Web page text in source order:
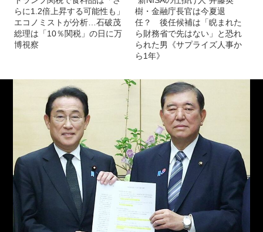
らに1.2倍上昇する可能性も」
エコノミストが分析…石破茂
総理は「10％関税」の日に万
博視察
樹・金融庁長官は今夏退
任？ 後任候補は「睨まれた
ら財務省で先はない」と恐れ
られた男《サプライズ人事か
ら1年》